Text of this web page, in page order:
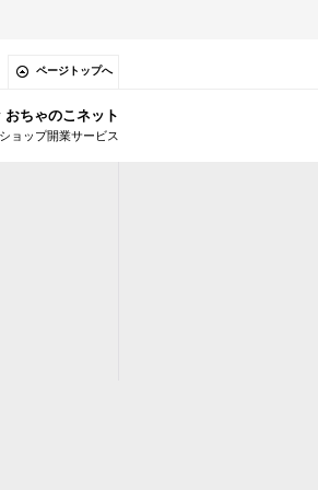
ページトップへ
おちゃのこネット
ョップ開業サービス